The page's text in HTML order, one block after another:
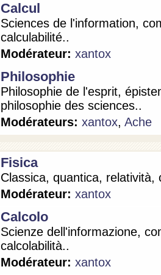
Calcul
Sciences de l'information,
calculabilité..
Modérateur: xantox
Philosophie
Philosophie de l'esprit,
philosophie des sciences..
Modérateurs: xantox, Ache
Fisica
Classica, quantica, relatività,
Modérateur: xantox
Calcolo
Scienze dell'informazione,
calcolabilità..
Modérateur: xantox